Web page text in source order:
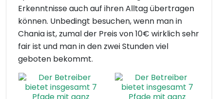
Erkenntnisse auch auf ihren Alltag übertragen
können. Unbedingt besuchen, wenn man in
Chania ist, zumal der Preis von 10€ wirklich sehr
fair ist und man in den zwei Stunden viel
geboten bekommt.